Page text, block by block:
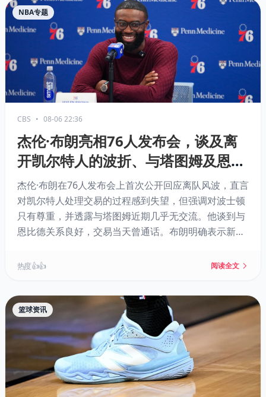
NBA专题
CBS • 08-06 22:36
杰伦·布朗亮相76人发布会，谈及离
开凯尔特人的波折、与塔图姆及恩比
德的关系
杰伦·布朗在76人发布会上首次公开回应离队风波，直言
对凯尔特人处理交易的过程感到失望，但强调对波士顿
只有尊重，并透露与塔图姆近期几乎无交流。他谈到与
恩比德关系良好，交易当天曾通话。布朗明确表示新球
姆斯学习，并重申唯一目标是争夺总冠军。
热度 👍👍 阅读全文
篮球资讯